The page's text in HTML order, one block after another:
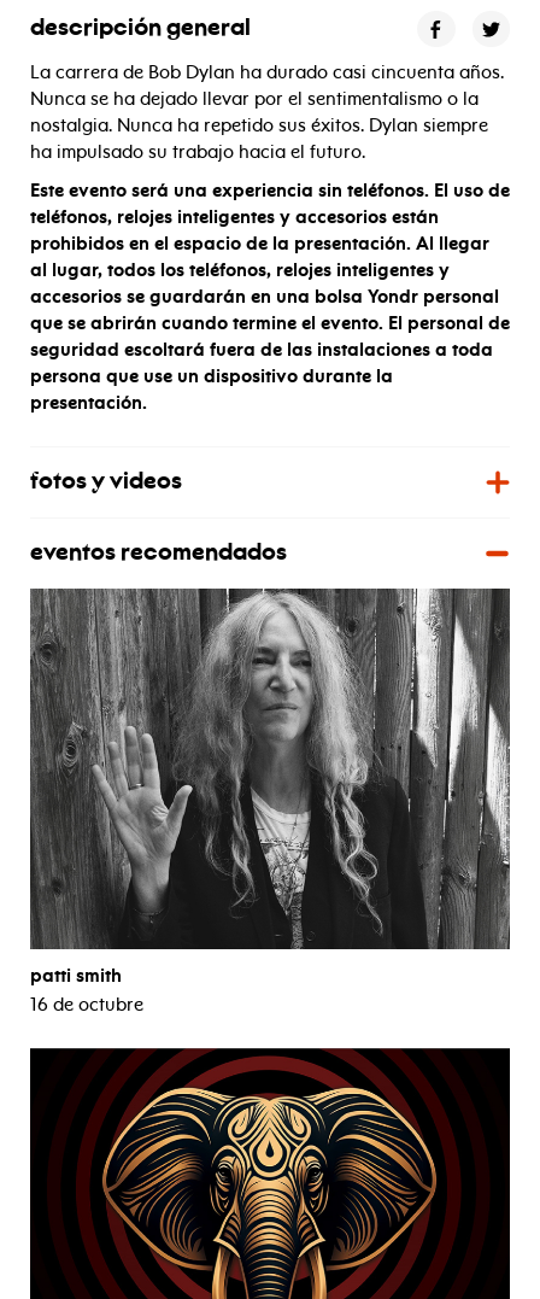
descripción general
La carrera de Bob Dylan ha durado casi cincuenta años.
Nunca se ha dejado llevar por el sentimentalismo o la
nostalgia. Nunca ha repetido sus éxitos. Dylan siempre
ha impulsado su trabajo hacia el futuro.
Este evento será una experiencia sin teléfonos. El uso de
teléfonos, relojes inteligentes y accesorios están
prohibidos en el espacio de la presentación. Al llegar
al lugar, todos los teléfonos, relojes inteligentes y
accesorios se guardarán en una bolsa Yondr personal
que se abrirán cuando termine el evento. El personal de
seguridad escoltará fuera de las instalaciones a toda
persona que use un dispositivo durante la
presentación.
fotos y videos
eventos recomendados
patti smith
16 de octubre